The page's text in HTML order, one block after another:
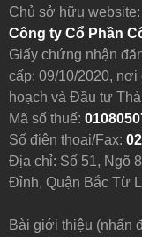
Chủ sở hữu website:
Công ty Cổ Phần
Giấy chứng nhận
cấp: 09/10/2020,
hoạch và Đầu tư
Mã số thuế:
Số điện thoại/Fax:
Địa chỉ: Số 51, Ngõ
Đỉnh, Quận Bắc Từ
Bài giới thiệu (nhấn